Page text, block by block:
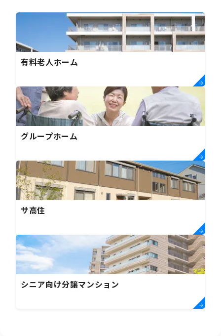
有料老人ホーム
グループホーム
サ高住
シニア向け分譲マンション